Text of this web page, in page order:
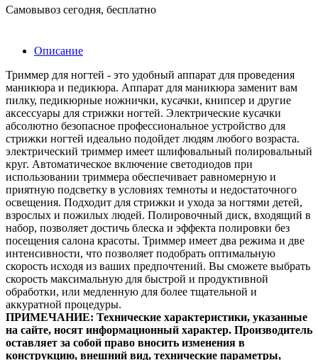
Самовывоз сегодня, бесплатно
Описание
Триммер для ногтей - это удобный аппарат для проведения
маникюра и педикюра. Аппарат для маникюра заменит вам
пилку, педикюрные ножнички, кусачки, книпсер и другие
аксессуары для стрижки ногтей. Электрические кусачки
абсолютно безопасное профессиональное устройство для
стрижки ногтей идеально подойдет людям любого возраста.
электрический триммер имеет шлифовальный полировальный
круг. Автоматическое включение светодиодов при
использовании триммера обеспечивает равномерную и
приятную подсветку в условиях темноты и недостаточного
освещения. Подходит для стрижки и ухода за ногтями детей,
взрослых и пожилых людей. Полировочный диск, входящий в
набор, позволяет достичь блеска и эффекта полировки без
посещения салона красоты. Триммер имеет два режима и две
интенсивности, что позволяет подобрать оптимальную
скорость исходя из ваших предпочтений. Вы сможете выбрать
скорость максимальную для быстрой и продуктивной
обработки, или медленную для более тщательной и
аккуратной процедуры.
ПРИМЕЧАНИЕ: Технические характеристики, указанные
на сайте, носят информационный характер. Производитель
оставляет за собой право вносить изменения в
конструкцию, внешний вид, технические параметры,